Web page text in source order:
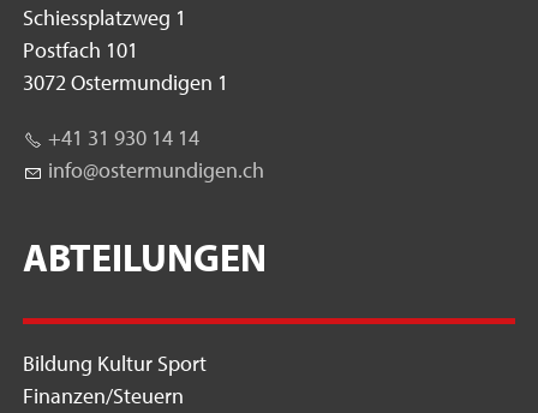
Schiessplatzweg 1
Postfach 101
3072 Ostermundigen 1
+41 31 930 14 14
nf
st rm nd g n ch
ABTEILUNGEN
Bildung Kultur Sport
Finanzen/Steuern